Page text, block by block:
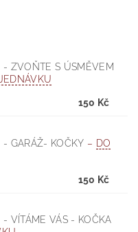
- ZVOŇTE S ÚSMĚVEM
150 Kč
GARÁŽ- KOČKY – DO
150 Kč
VÍTÁME VÁS - KOČKA